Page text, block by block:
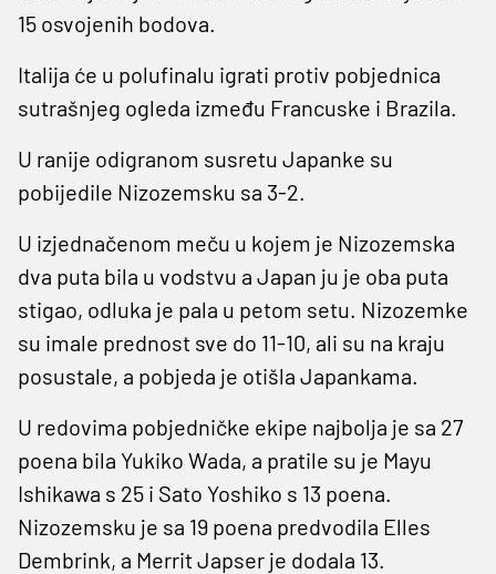
15 osvojenih bodova.
Italija će u polufinalu igrati protiv pobjednica
sutrašnjeg ogleda između Francuske i Brazila.
U ranije odigranom susretu Japanke su
pobijedile Nizozemsku sa 3-2.
U izjednačenom meču u kojem je Nizozemska
dva puta bila u vodstvu a Japan ju je oba puta
stigao, odluka je pala u petom setu. Nizozemke
su imale prednost sve do 11-10, ali su na kraju
posustale, a pobjeda je otišla Japankama.
U redovima pobjedničke ekipe najbolja je sa 27
poena bila Yukiko Wada, a pratile su je Mayu
Ishikawa s 25 i Sato Yoshiko s 13 poena.
Nizozemsku je sa 19 poena predvodila Elles
Dembrink, a Merrit Japser je dodala 13.